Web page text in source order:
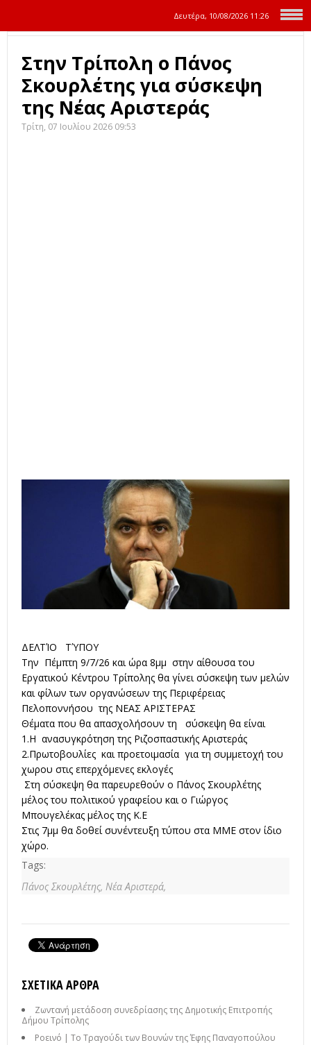
Δευτέρα, 10/08/2026 11:26
Στην Τρίπολη ο Πάνος
Σκουρλέτης για σύσκεψη
της Νέας Αριστεράς
Τρίτη, 07 Ιουλίου 2026 09:53
ΔΕΛΤΊΟ ΤΎΠΟΥ
Την Πέμπτη 9/7/26 και ώρα 8μμ στην αίθουσα του
Εργατικού Κέντρου Τρίπολης θα γίνει σύσκεψη των μελών
και φίλων των οργανώσεων της Περιφέρειας
Πελοποννήσου της ΝΕΑΣ ΑΡΙΣΤΕΡΑΣ
Θέματα που θα απασχολήσουν τη σύσκεψη θα είναι
1.Η ανασυγκρότηση της Ριζοσπαστικής Αριστεράς
2.Πρωτοβουλίες και προετοιμασία για τη συμμετοχή του
χωρου στις επερχόμενες εκλογές
Στη σύσκεψη θα παρευρεθούν ο Πάνος Σκουρλέτης
μέλος του πολιτικού γραφείου και ο Γιώργος
Μπουγελέκας μέλος της Κ.Ε
Στις 7μμ θα δοθεί συνέντευξη τύπου στα ΜΜΕ στον ίδιο
χώρο.
Tags:
Πάνος Σκουρλέτης, Νέα Αριστερά,
ΣΧΕΤΙΚΆ ΆΡΘΡΑ
Ζωντανή μετάδοση συνεδρίασης της Δημοτικής Επιτροπής
Δήμου Τρίπολης
Ροεινό | Το Τραγούδι των Βουνών της Έφης Παναγοπούλου